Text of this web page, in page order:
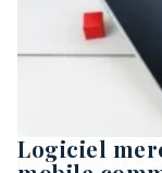
Logiciel